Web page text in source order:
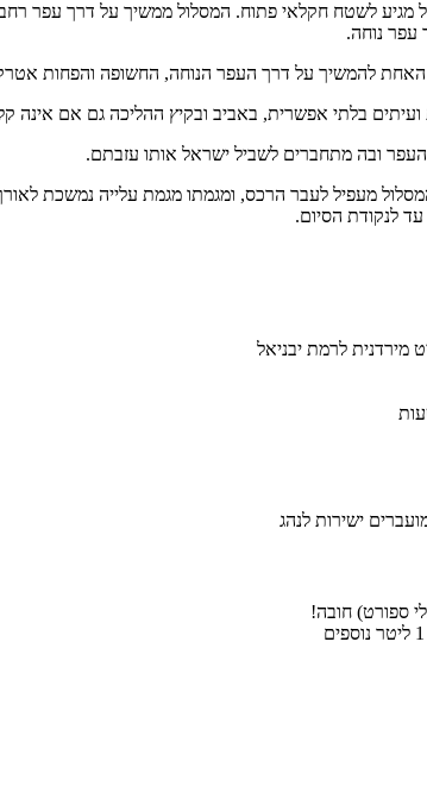
מגיע לשטח חקלאי פתוח. המסלול ממשיך על דרך עפר
עפר נוחה.
האחת להמשיך על דרך העפר הנוחה, החשופה והפחות
ועיתים בלתי אפשרית, באביב ובקיץ ההליכה גם אם אינה
העפר ובה מתחברים לשביל ישראל אותו עזבתם.
מעפיל לעבר הרכס, ומגמתו מגמת עלייה נמשכת
לנקודת הסיום.
מירדנית לרמת יבניאל
ספורט) חובה!